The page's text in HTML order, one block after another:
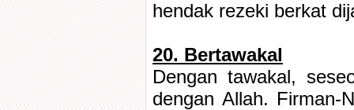
hendak rezeki berkat
20. Bertawakal
Dengan tawakal,
dengan Allah. Firman-